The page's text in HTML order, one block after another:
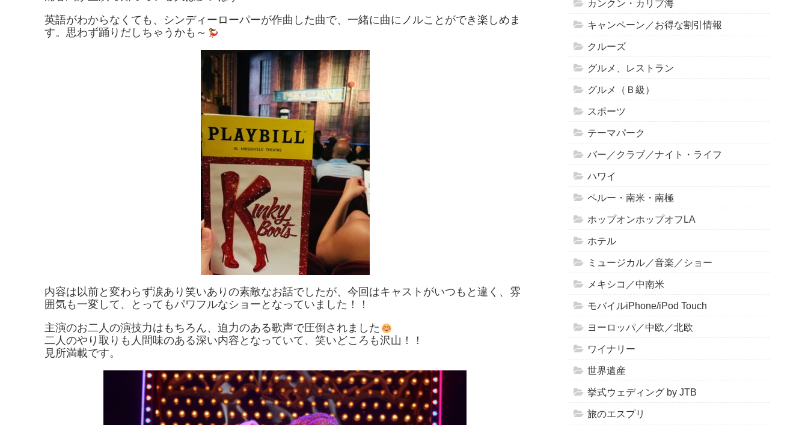
英語がわからなくても、シンディーローパーが作曲した曲で、一緒に曲にノルことができ楽しめま
す。思わず踊りだしちゃうかも～
内容は以前と変わらず涙あり笑いありの素敵なお話でしたが、今回はキャストがいつもと違く、雰
囲気も一変して、とってもパワフルなショーとなっていました！！
主演のお二人の演技力はもちろん、迫力のある歌声で圧倒されました
二人のやり取りも人間味のある深い内容となっていて、笑いどころも沢山！！
見所満載です。
カンクン・カリブ海
キャンペーン／お得な割引情報
クルーズ
グルメ、レストラン
グルメ（Ｂ級）
スポーツ
テーマパーク
バー／クラブ／ナイト・ライフ
ハワイ
ペルー・南米・南極
ホップオンホップオフLA
ホテル
ミュージカル／音楽／ショー
メキシコ／中南米
モバイルiPhone/iPod Touch
ヨーロッパ／中欧／北欧
ワイナリー
世界遺産
挙式ウェディング by JTB
旅のエスプリ